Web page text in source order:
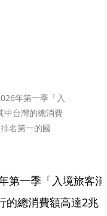
年第一季「入
中台灣的總消費
名第一的國
第一季「入境旅客消
的總消費額高達2兆